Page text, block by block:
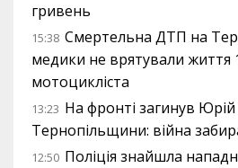
гривень
15:38 Смертельна ДТП на
медики не врятували життя
мотоцикліста
13:23 На фронті загинув
Тернопільщини: війна
12:50 Поліція знайшла